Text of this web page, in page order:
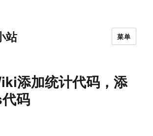
站 菜单
添加统计代码，添
码